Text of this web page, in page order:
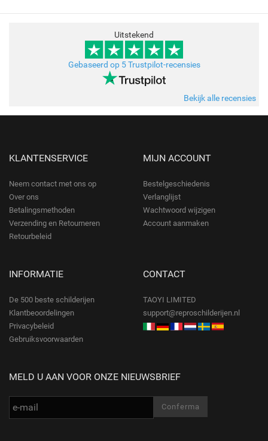
Uitstekend
Gebaseerd op 5 Trustpilot-recensies
Bekijk alle recensies
KLANTENSERVICE
Neem contact met ons op
Over ons
Betalingsmethoden
Verzending en Retourneren
Retourbeleid
MIJN ACCOUNT
Bestelgeschiedenis
Verlanglijst
Wachtwoord wijzigen
Account aanmaken
INFORMATIE
De 500 beste schilderijen
Klantbeoordelingen
Privacybeleid
Gebruiksvoorwaarden
CONTACT
TAOYI LIMITED
support@reproschilderijen.nl
MELD U AAN VOOR ONZE NIEUWSBRIEF